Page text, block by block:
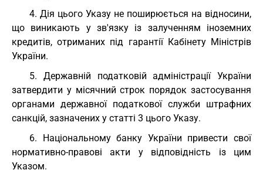
4. Дія цього Указу не поширюється на відносини,
що виникають у зв'язку із залученням іноземних
кредитів, отриманих під гарантії Кабінету Міністрів
України.
5. Державній податковій адміністрації України
затвердити у місячний строк порядок застосування
органами державної податкової служби штрафних
санкцій, зазначених у статті 3 цього Указу.
6. Національному банку України привести свої
нормативно-правові акти у відповідність із цим
Указом.